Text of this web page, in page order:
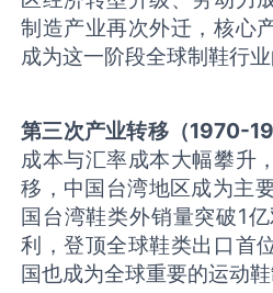
制造产业再次外迁，核心
成为这一阶段全球制鞋行业
第三次产业转移（1970-
成本与汇率成本大幅攀升
移，中国台湾地区成为主
国台湾鞋类外销量突破1
利，登顶全球鞋类出口首
国也成为全球重要的运动鞋